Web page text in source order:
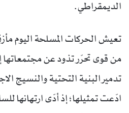
الديمقراطي.
تعيش الحركات المسلحة اليوم
من قوى تحرّر تذود عن مجتمعاتها
تدمير البنية التحتية والنسيج
ادّعت تمثيلها؛ إذ أدّى ارتهانها